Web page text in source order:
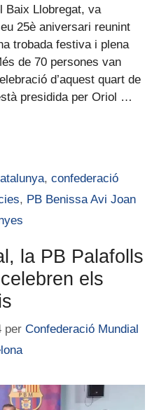
Baix Llobregat, va
25è aniversari reunint
trobada festiva i plena
de 70 persones van
d’aquest quart de
presidida per Oriol …
,confederació
, PB Benissa Avi Joan
la PB Palafolls
els
per Confederació Mundial